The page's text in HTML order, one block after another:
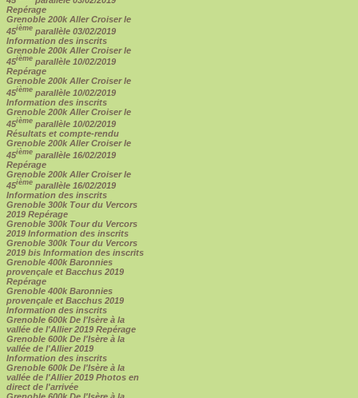
Repérage
Grenoble 200k Aller Croiser le
45ième parallèle 03/02/2019
Information des inscrits
Grenoble 200k Aller Croiser le
45ième parallèle 10/02/2019
Repérage
Grenoble 200k Aller Croiser le
45ième parallèle 10/02/2019
Information des inscrits
Grenoble 200k Aller Croiser le
45ième parallèle 10/02/2019
Résultats et compte-rendu
Grenoble 200k Aller Croiser le
45ième parallèle 16/02/2019
Repérage
Grenoble 200k Aller Croiser le
45ième parallèle 16/02/2019
Information des inscrits
Grenoble 300k Tour du Vercors
2019 Repérage
Grenoble 300k Tour du Vercors
2019 Information des inscrits
Grenoble 300k Tour du Vercors
2019 bis Information des inscrits
Grenoble 400k Baronnies
provençale et Bacchus 2019
Repérage
Grenoble 400k Baronnies
provençale et Bacchus 2019
Information des inscrits
Grenoble 600k De l'Isère à la
vallée de l'Allier 2019 Repérage
Grenoble 600k De l'Isère à la
vallée de l'Allier 2019
Information des inscrits
Grenoble 600k De l'Isère à la
vallée de l'Allier 2019 Photos en
direct de l'arrivée